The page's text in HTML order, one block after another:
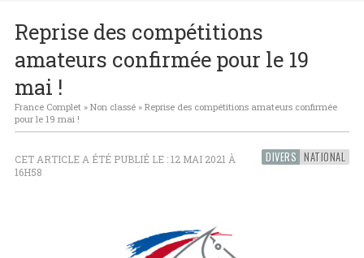
indoor reviennent le 23 Janvier 2027 !
Reprise des compétitions
amateurs confirmée pour le 19
mai !
France Complet» Non classé» Reprise des compétitions amateurs confirmée
pour le 19 mai !
DIVERS NATIONAL
CET ARTICLE A ÉTÉ PUBLIÉ LE : 12 MAI 2021 À
16H58